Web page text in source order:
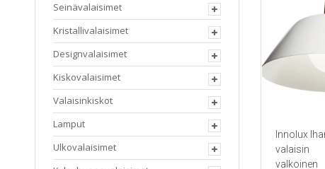
Innolux
valaisin
valkoinen
Seinävalaisimet
Kristallivalaisimet
Designvalaisimet
Kiskovalaisimet
Valaisinkiskot
Lamput
Ulkovalaisimet